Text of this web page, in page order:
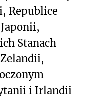
Republice
Stanach
i Irlandii